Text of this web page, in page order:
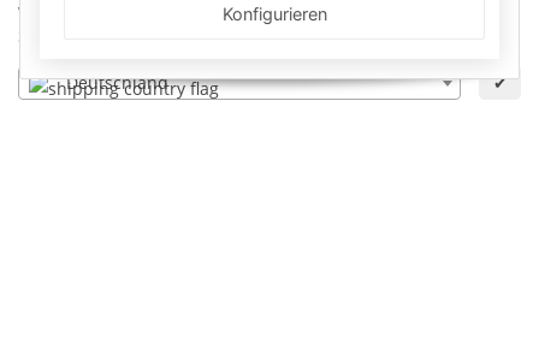
Wähle dein Lieferland, um Preise und Artikel für deinen
Standort zu sehen.
Deutschland ✔
Konfigurieren